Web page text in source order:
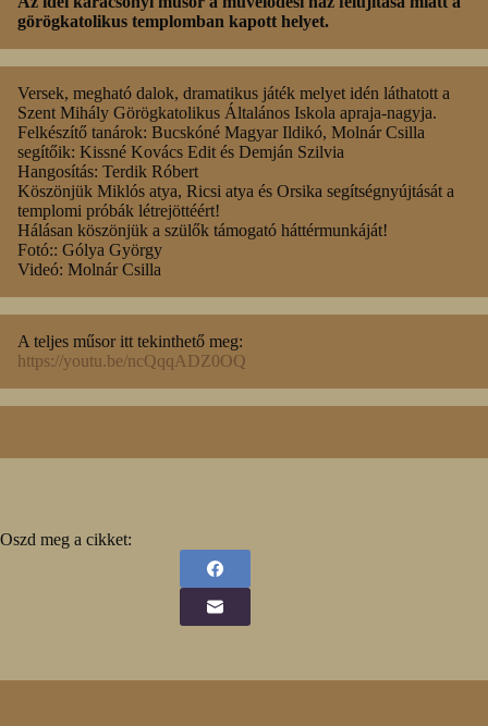
görögkatolikus templomban kapott helyet.
Versek, megható dalok, dramatikus játék melyet idén láthatott a
Szent Mihály Görögkatolikus Általános Iskola apraja-nagyja.
Felkészítő tanárok: Bucskóné Magyar Ildikó, Molnár Csilla
segítőik: Kissné Kovács Edit és Demján Szilvia
Hangosítás: Terdik Róbert
Köszönjük Miklós atya, Ricsi atya és Orsika segítségnyújtását a
templomi próbák létrejöttéért!
Hálásan köszönjük a szülők támogató háttérmunkáját!
Fotó:: Gólya György
Videó: Molnár Csilla
A teljes műsor itt tekinthető meg:
https://youtu.be/ncQqqADZ0OQ
Oszd meg a cikket: